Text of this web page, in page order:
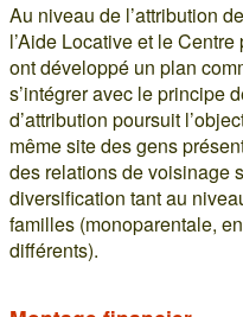
Au niveau de l’attribution
l’Aide Locative et le
ont développé un plan
s’intégrer avec le principe
d’attribution poursuit
même site des gens
des relations de voisinage
diversification tant au
familles (monoparentale,
différents).